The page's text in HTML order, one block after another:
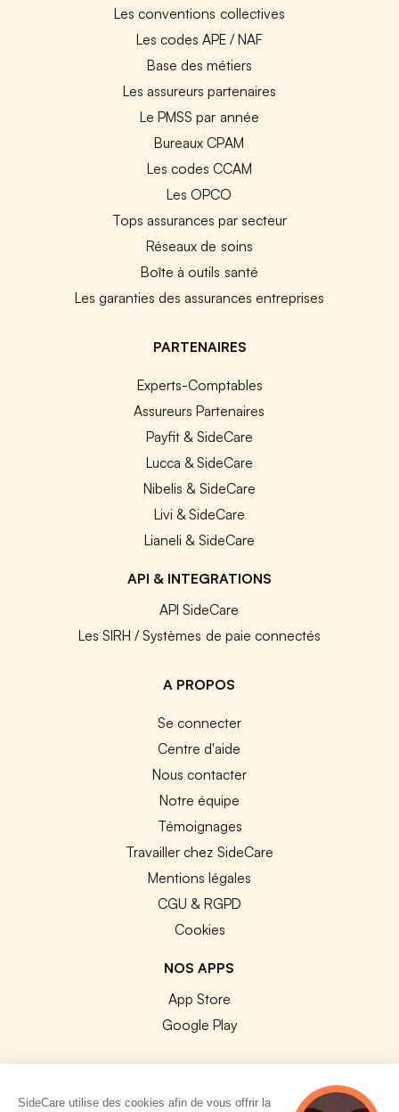
Les conventions collectives
Les codes APE / NAF
Base des métiers
Les assureurs partenaires
Le PMSS par année
Bureaux CPAM
Les codes CCAM
Les OPCO
Tops assurances par secteur
Réseaux de soins
Boîte à outils santé
Les garanties des assurances entreprises
PARTENAIRES
Experts-Comptables
Assureurs Partenaires
Payfit & SideCare
Lucca & SideCare
Nibelis & SideCare
Livi & SideCare
Lianeli & SideCare
API & INTEGRATIONS
API SideCare
Les SIRH / Systèmes de paie connectés
A PROPOS
Se connecter
Centre d'aide
Nous contacter
Notre équipe
Témoignages
Travailler chez SideCare
Mentions légales
CGU & RGPD
Cookies
NOS APPS
App Store
Google Play
SideCare utilise des cookies afin de vous offrir la